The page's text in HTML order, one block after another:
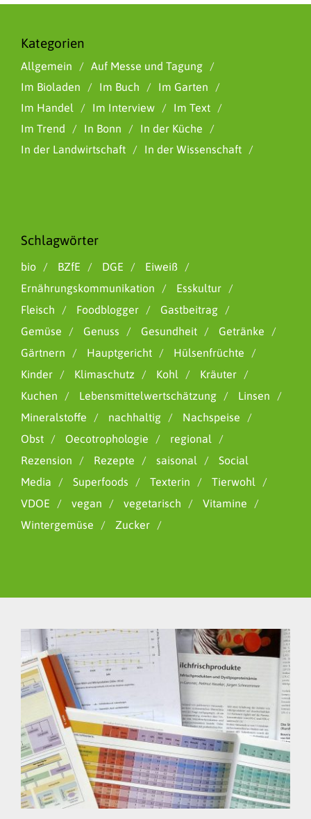
Kategorien
Allgemein
Auf Messe und Tagung
Im Bioladen
Im Buch
Im Garten
Im Handel
Im Interview
Im Text
Im Trend
In Bonn
In der Küche
In der Landwirtschaft
In der Wissenschaft
Schlagwörter
bio BZfE DGE
Eiweiß
Ernährungskommunikation
Esskultur
Fleisch
Foodblogger
Gastbeitrag
Gemüse
Genuss Gesundheit
Getränke
Gärtnern
Hauptgericht
Hülsenfrüchte
Kinder
Klimaschutz Kohl
Kräuter
Kuchen
Lebensmittelwertschätzung
Linsen
Mineralstoffe
nachhaltig
Nachspeise
Obst
Oecotrophologie
regional
Rezension
Rezepte saisonal
Social
Media
Superfoods Texterin
Tierwohl
VDOE
vegan vegetarisch
Vitamine
Wintergemüse
Zucker